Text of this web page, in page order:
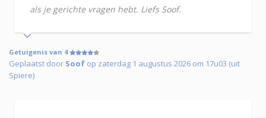
als je gerichte vragen hebt. Liefs Soof.
Getuigenis van 4
Geplaatst door Soof op zaterdag 1 augustus 2026 om 17u03 (uit
Spiere)